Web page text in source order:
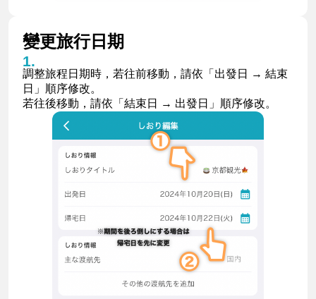
變更旅行日期
調整旅程日期時，若往前移動，請依「出發日 → 結束
日」順序修改。
若往後移動，請依「結束日 → 出發日」順序修改。